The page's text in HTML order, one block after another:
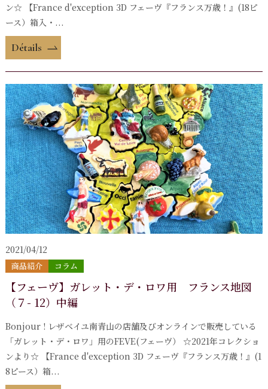
ン☆ 【France d'exception 3D フェーヴ『フランス万歳！』(18ピ
ース）箱入・...
Détails
2021/04/12
商品紹介 コラム
【フェーヴ】ガレット・デ・ロワ用 フランス地図
（７- 12）中編
Bonjour ! レザベイユ南青山の店舗及びオンラインで販売している
「ガレット・デ・ロワ」用のFEVE(フェーヴ） ☆2021年コレクショ
ンより☆ 【France d'exception 3D フェーヴ『フランス万歳！』(1
8ピース）箱...